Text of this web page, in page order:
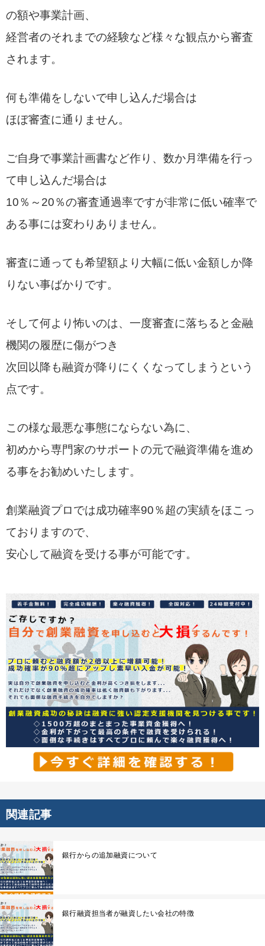
の額や事業計画、
経営者のそれまでの経験など様々な観点から審査
されます。
何も準備をしないで申し込んだ場合は
ほぼ審査に通りません。
ご自身で事業計画書など作り、数か月準備を行っ
て申し込んだ場合は
10％～20％の審査通過率ですが非常に低い確率で
ある事には変わりありません。
審査に通っても希望額より大幅に低い金額しか降
りない事ばかりです。
そして何より怖いのは、一度審査に落ちると金融
機関の履歴に傷がつき
次回以降も融資が降りにくくなってしまうという
点です。
この様な最悪な事態にならない為に、
初めから専門家のサポートの元で融資準備を進め
る事をお勧めいたします。
創業融資プロでは成功確率90％超の実績をほこっ
ておりますので、
安心して融資を受ける事が可能です。
関連記事
銀行からの追加融資について
銀行融資担当者が融資したい会社の特徴